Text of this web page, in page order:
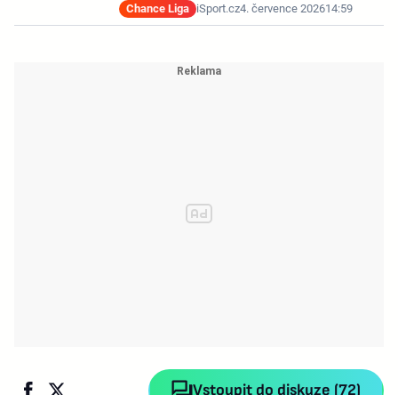
Chance Liga iSport.cz4. července 202614:59
Vstoupit do diskuze (72)